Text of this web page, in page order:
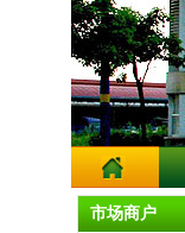
市场商户